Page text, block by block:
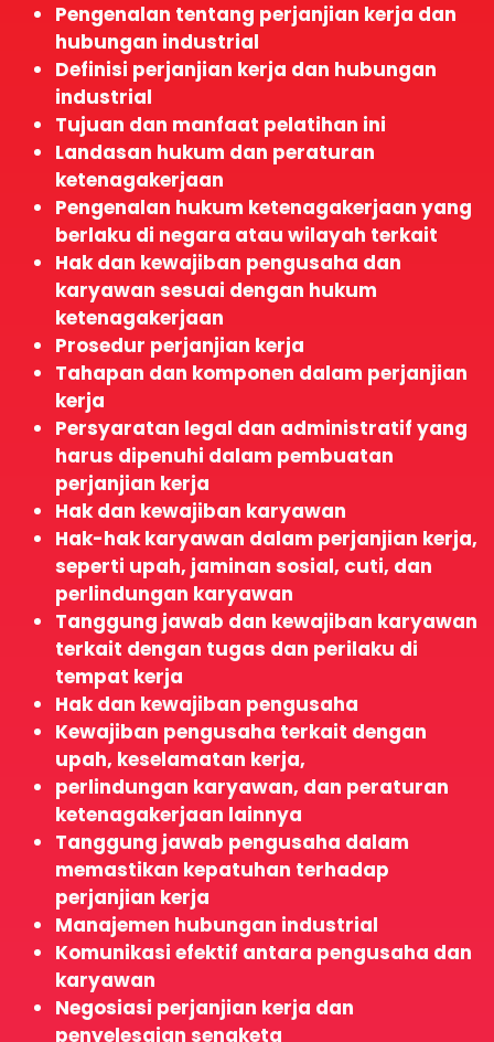
Pengenalan tentang perjanjian kerja dan
hubungan industrial
Definisi perjanjian kerja dan hubungan
industrial
Tujuan dan manfaat pelatihan ini
Landasan hukum dan peraturan
ketenagakerjaan
Pengenalan hukum ketenagakerjaan yang
berlaku di negara atau wilayah terkait
Hak dan kewajiban pengusaha dan
karyawan sesuai dengan hukum
ketenagakerjaan
Prosedur perjanjian kerja
Tahapan dan komponen dalam perjanjian
kerja
Persyaratan legal dan administratif yang
harus dipenuhi dalam pembuatan
perjanjian kerja
Hak dan kewajiban karyawan
Hak-hak karyawan dalam perjanjian kerja,
seperti upah, jaminan sosial, cuti, dan
perlindungan karyawan
Tanggung jawab dan kewajiban karyawan
terkait dengan tugas dan perilaku di
tempat kerja
Hak dan kewajiban pengusaha
Kewajiban pengusaha terkait dengan
upah, keselamatan kerja,
perlindungan karyawan, dan peraturan
ketenagakerjaan lainnya
Tanggung jawab pengusaha dalam
memastikan kepatuhan terhadap
perjanjian kerja
Manajemen hubungan industrial
Komunikasi efektif antara pengusaha dan
karyawan
Negosiasi perjanjian kerja dan
penyelesaian sengketa